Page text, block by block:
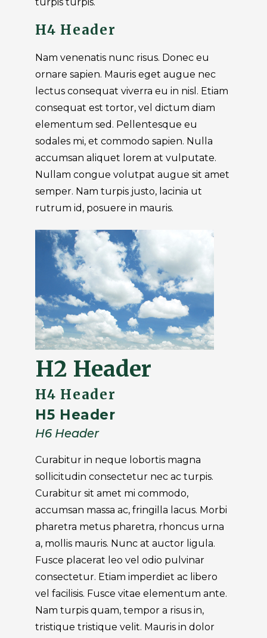
H4 Header
Nam venenatis nunc risus. Donec eu
ornare sapien. Mauris eget augue nec
lectus consequat viverra eu in nisl. Etiam
consequat est tortor, vel dictum diam
elementum sed. Pellentesque eu
sodales mi, et commodo sapien. Nulla
accumsan aliquet lorem at vulputate.
Nullam congue volutpat augue sit amet
semper. Nam turpis justo, lacinia ut
rutrum id, posuere in mauris.
H2 Header
H4 Header
H5 Header
H6 Header
Curabitur in neque lobortis magna
sollicitudin consectetur nec ac turpis.
Curabitur sit amet mi commodo,
accumsan massa ac, fringilla lacus. Morbi
pharetra metus pharetra, rhoncus urna
a, mollis mauris. Nunc at auctor ligula.
Fusce placerat leo vel odio pulvinar
consectetur. Etiam imperdiet ac libero
vel facilisis. Fusce vitae elementum ante.
Nam turpis quam, tempor a risus in,
tristique tristique velit. Mauris in dolor